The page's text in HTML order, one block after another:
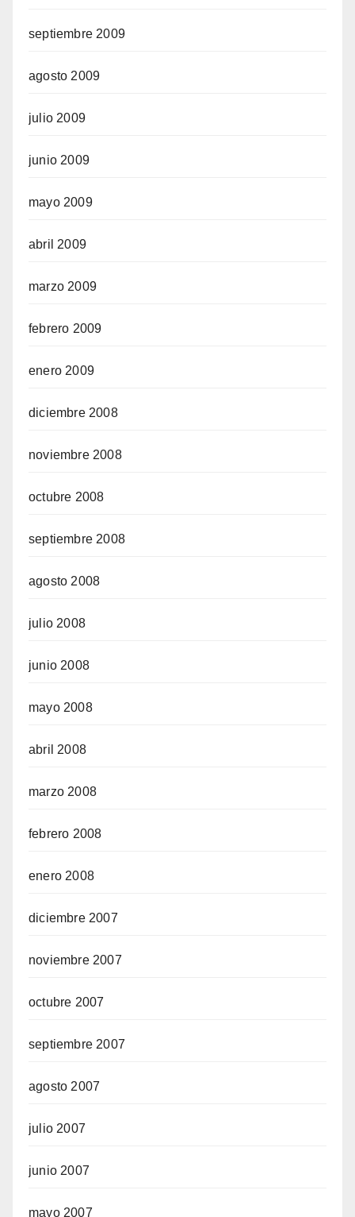
septiembre 2009
agosto 2009
julio 2009
junio 2009
mayo 2009
abril 2009
marzo 2009
febrero 2009
enero 2009
diciembre 2008
noviembre 2008
octubre 2008
septiembre 2008
agosto 2008
julio 2008
junio 2008
mayo 2008
abril 2008
marzo 2008
febrero 2008
enero 2008
diciembre 2007
noviembre 2007
octubre 2007
septiembre 2007
agosto 2007
julio 2007
junio 2007
mayo 2007